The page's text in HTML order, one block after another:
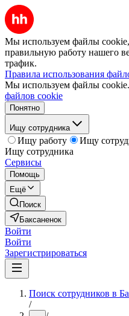
Мы используем файлы
правильную работу нашего
трафик.
Правила использования
Мы используем файлы cookie.
файлов cookie
Понятно
Ищу сотрудника
Ищу работу
Ищу
Ищу сотрудника
Сервисы
Помощь
Ещё
Поиск
Баксаненок
Войти
Войти
Зарегистрироваться
Поиск сотрудников в
/